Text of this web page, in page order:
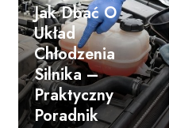
Jak Dbać O
Układ
Chłodzenia
Silnika –
Praktyczny
Poradnik